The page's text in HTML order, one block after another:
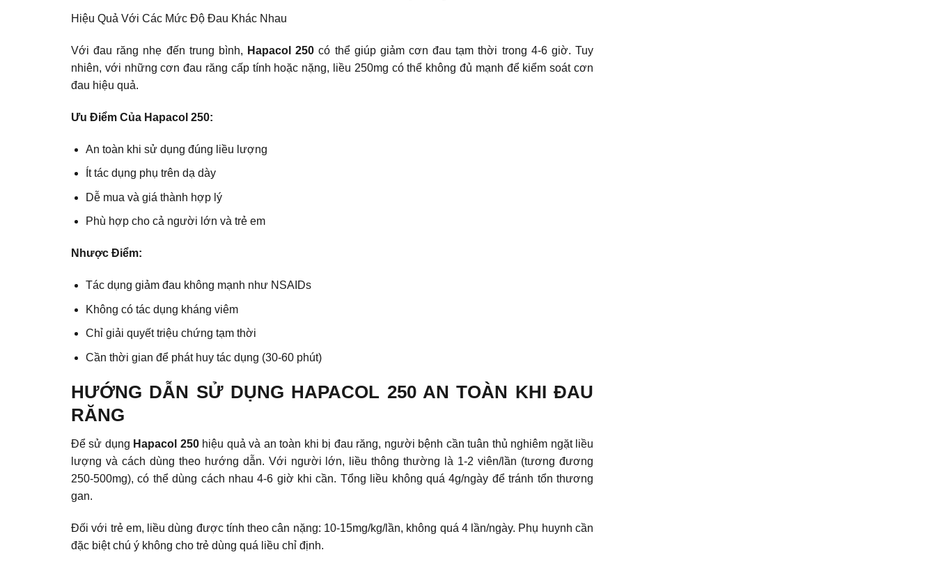
Hiệu Quả Với Các Mức Độ Đau Khác Nhau
Với đau răng nhẹ đến trung bình, Hapacol 250 có thể giúp giảm cơn đau tạm thời trong 4-6 giờ. Tuy
nhiên, với những cơn đau răng cấp tính hoặc nặng, liều 250mg có thể không đủ mạnh để kiểm soát cơn
đau hiệu quả.
Ưu Điểm Của Hapacol 250:
An toàn khi sử dụng đúng liều lượng
Ít tác dụng phụ trên dạ dày
Dễ mua và giá thành hợp lý
Phù hợp cho cả người lớn và trẻ em
Nhược Điểm:
Tác dụng giảm đau không mạnh như NSAIDs
Không có tác dụng kháng viêm
Chỉ giải quyết triệu chứng tạm thời
Cần thời gian để phát huy tác dụng (30-60 phút)
HƯỚNG DẪN SỬ DỤNG HAPACOL 250 AN TOÀN KHI ĐAU
RĂNG
Để sử dụng Hapacol 250hiệu quả và an toàn khi bị đau răng, người bệnh cần tuân thủ nghiêm ngặt liều
lượng và cách dùng theo hướng dẫn. Với người lớn, liều thông thường là 1-2 viên/lần (tương đương
250-500mg), có thể dùng cách nhau 4-6 giờ khi cần. Tổng liều không quá 4g/ngày để tránh tổn thương
gan.
Đối với trẻ em, liều dùng được tính theo cân nặng: 10-15mg/kg/lần, không quá 4 lần/ngày. Phụ huynh cần
đặc biệt chú ý không cho trẻ dùng quá liều chỉ định.